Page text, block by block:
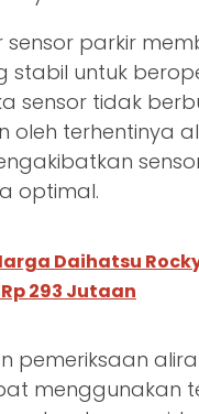
parkir
stabil untuk
sensor tidak
oleh terhentinya
optimal.
Daihatsu
293 Jutaan
pemeriksaan
menggunakan